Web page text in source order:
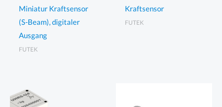
Miniatur Kraftsensor
(S-Beam), digitaler
Ausgang
FUTEK
Kraftsensor
FUTEK